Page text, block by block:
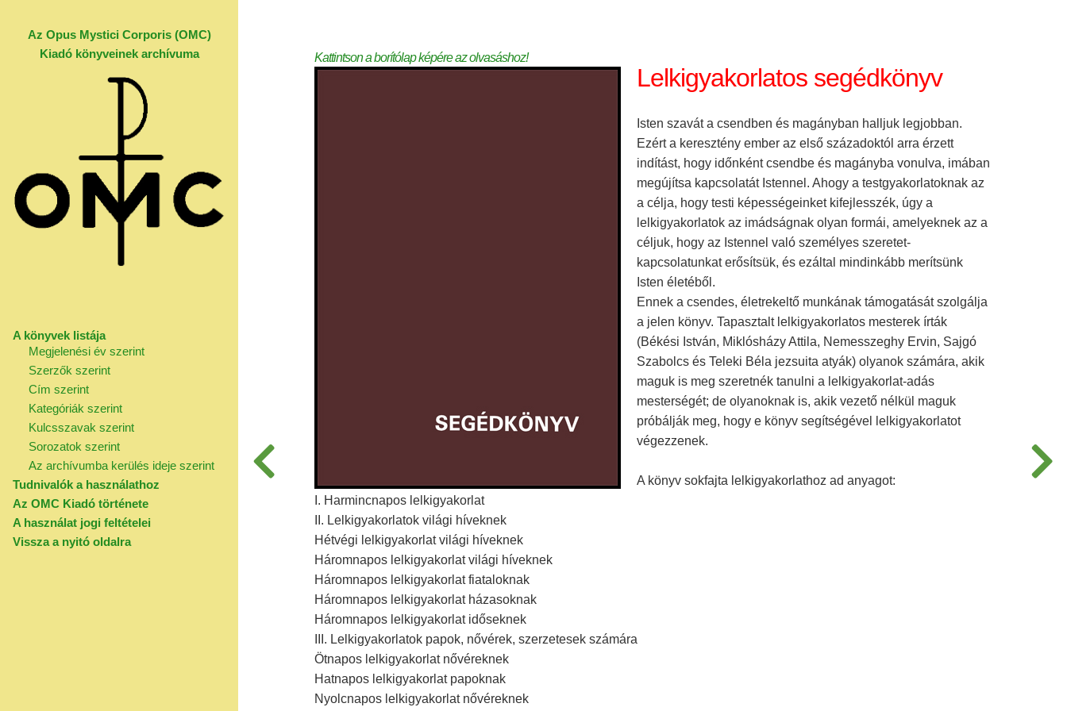
Az Opus Mystici Corporis (OMC)
Kiadó könyveinek archívuma
A könyvek listája
Megjelenési év szerint
Szerzők szerint
Cím szerint
Kategóriák szerint
Kulcsszavak szerint
Sorozatok szerint
Az archívumba kerülés ideje szerint
Tudnivalók a használathoz
Az OMC Kiadó története
A használat jogi feltételei
Vissza a nyitó oldalra
Kattintson a borítólap képére az olvasáshoz!
Lelkigyakorlatos segédkönyv
Isten szavát a csendben és magányban halljuk legjobban.
Ezért a keresztény ember az első századoktól arra érzett
indítást, hogy időnként csendbe és magányba vonulva, imában
megújítsa kapcsolatát Istennel. Ahogy a testgyakorlatoknak az
a célja, hogy testi képességeinket kifejlesszék, úgy a
lelkigyakorlatok az imádságnak olyan formái, amelyeknek az a
céljuk, hogy az Istennel való személyes szeretet-
kapcsolatunkat erősítsük, és ezáltal mindinkább merítsünk
Isten életéből.
Ennek a csendes, életrekeltő munkának támogatását szolgálja
a jelen könyv. Tapasztalt lelkigyakorlatos mesterek írták
(Békési István, Miklósházy Attila, Nemesszeghy Ervin, Sajgó
Szabolcs és Teleki Béla jezsuita atyák) olyanok számára, akik
maguk is meg szeretnék tanulni a lelkigyakorlat-adás
mesterségét; de olyanoknak is, akik vezető nélkül maguk
próbálják meg, hogy e könyv segítségével lelkigyakorlatot
végezzenek.
A könyv sokfajta lelkigyakorlathoz ad anyagot:
I. Harmincnapos lelkigyakorlat
II. Lelkigyakorlatok világi híveknek
Hétvégi lelkigyakorlat világi híveknek
Háromnapos lelkigyakorlat világi híveknek
Háromnapos lelkigyakorlat fiataloknak
Háromnapos lelkigyakorlat házasoknak
Háromnapos lelkigyakorlat időseknek
III. Lelkigyakorlatok papok, nővérek, szerzetesek számára
Ötnapos lelkigyakorlat nővéreknek
Hatnapos lelkigyakorlat papoknak
Nyolcnapos lelkigyakorlat nővéreknek